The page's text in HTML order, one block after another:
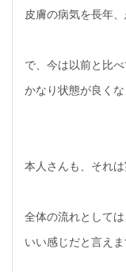
皮膚の病気を長年、
で、今は以前と比べ
かなり状態が良くな
本人さんも、それは
全体の流れとしては
いい感じだと言えま